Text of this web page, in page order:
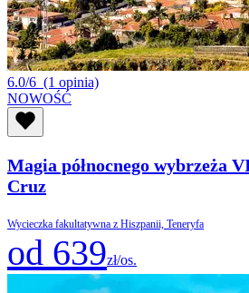
6.0/6 (1 opinia)
NOWOŚĆ
Magia północnego wybrzeża
Cruz
Wycieczka fakultatywna z Hiszpanii, Teneryfa
od 639zł/os.